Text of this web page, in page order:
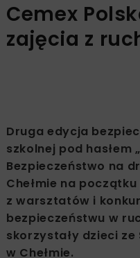
Cemex
zajęcia z
Druga edycja
szkolnej pod hasłem
Bezpieczeństwo na
Chełmie na
z warsztatów i
bezpieczeństwu w
skorzystały dzieci ze
w Chełmie.